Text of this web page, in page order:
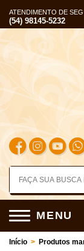
ATENDIMENTO DE
(54) 98145-5232
MENU
Início > Produtos